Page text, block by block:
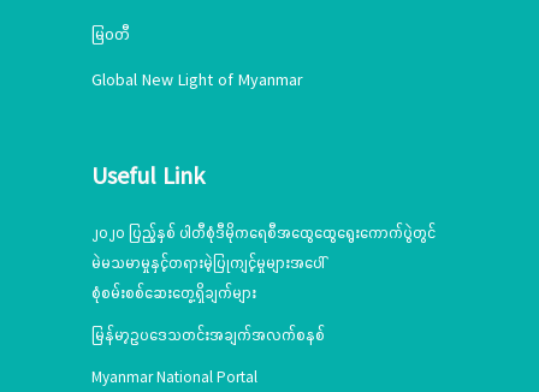
မြဝတီ
Global New Light of Myanmar
Useful Link
၂၀၂၀ ပြည့်နှစ် ပါတီစုံဒီမိုကရေစီအထွေထွေရွေးကောက်ပွဲတွင်
မဲမသမာမှုနှင့်တရားမဲ့ပြုကျင့်မှုများအပေါ်
စုံစမ်းစစ်ဆေးတွေ့ရှိချက်များ
မြန်မာ့ဥပဒေသတင်းအချက်အလက်စနစ်
Myanmar National Portal